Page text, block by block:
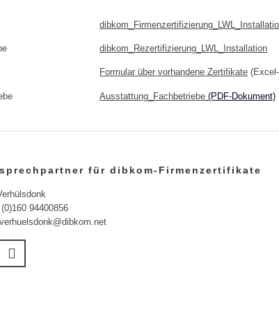
dibkom_Rezertifizierung_LWL_Installation
Formular über vorhandene Zertifikate
Ausstattung_Fachbetriebe (PDF-Dokument)
für dibkom-Firmenzertifikate
94400856